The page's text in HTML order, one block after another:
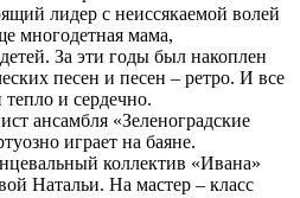
лидер с неиссякаемой волей
многодетная мама,
За эти годы был накоплен
песен и песен – ретро. И все
и сердечно.
ансамбля «Зеленоградские
играет на баяне.
коллектив «Ивана»
Натальи. На мастер – класс